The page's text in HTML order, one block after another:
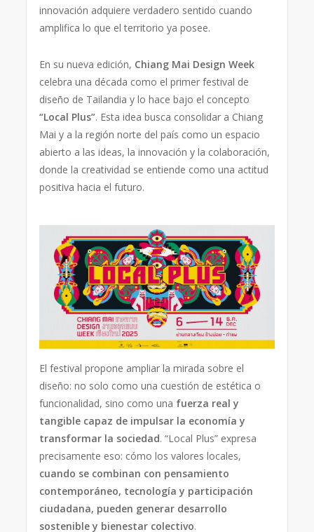
innovación adquiere verdadero sentido cuando
amplifica lo que el territorio ya posee.
En su nueva edición, Chiang Mai Design Week
celebra una década como el primer festival de
diseño de Tailandia y lo hace bajo el concepto
“Local Plus”. Esta idea busca consolidar a Chiang
Mai y a la región norte del país como un espacio
abierto a las ideas, la innovación y la colaboración,
donde la creatividad se entiende como una actitud
positiva hacia el futuro.
El festival propone ampliar la mirada sobre el
diseño: no solo como una cuestión de estética o
funcionalidad, sino como una fuerza real y
tangible capaz de impulsar la economía y
transformar la sociedad. “Local Plus” expresa
precisamente eso: cómo los valores locales,
cuando se combinan con pensamiento
contemporáneo, tecnología y participación
ciudadana, pueden generar desarrollo
sostenible y bienestar colectivo.